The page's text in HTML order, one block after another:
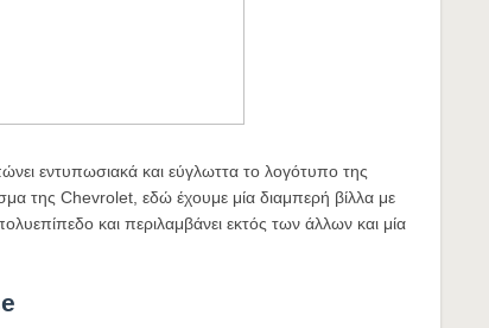
εντυπωσιακά και εύγλωττα το λογότυπο της
της Chevrolet, εδώ έχουμε μία διαμπερή βίλλα με
και περιλαμβάνει εκτός των άλλων και μία